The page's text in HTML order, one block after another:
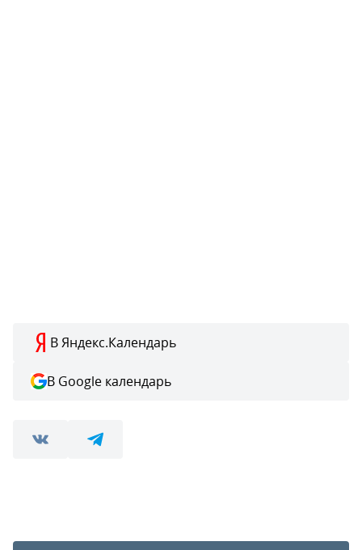
В Яндекс.Календарь
В Google календарь